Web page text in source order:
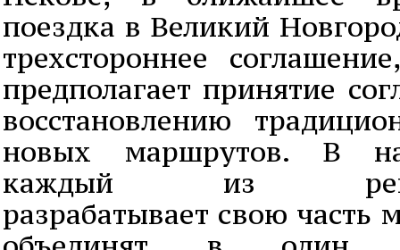
поездка в Великий
трехстороннее
предполагает принятие
восстановлению
новых маршрутов. В
каждый из
разрабатывает свою часть